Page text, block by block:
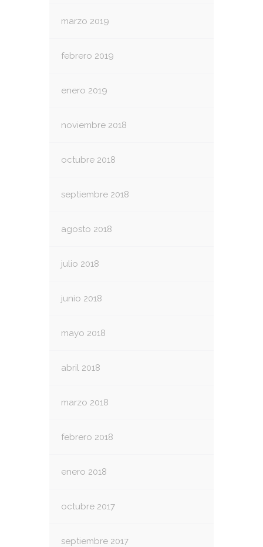
marzo 2019
febrero 2019
enero 2019
noviembre 2018
octubre 2018
septiembre 2018
agosto 2018
julio 2018
junio 2018
mayo 2018
abril 2018
marzo 2018
febrero 2018
enero 2018
octubre 2017
septiembre 2017